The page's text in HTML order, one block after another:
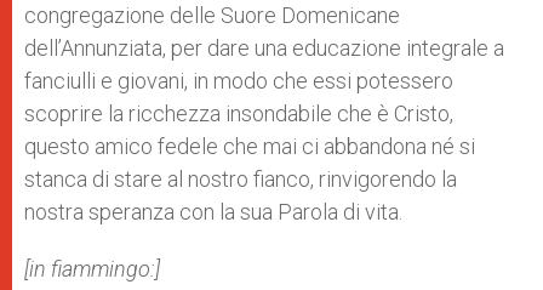
congregazione delle Suore Domenicane
dell’Annunziata, per dare una educazione integrale a
fanciulli e giovani, in modo che essi potessero
scoprire la ricchezza insondabile che è Cristo,
questo amico fedele che mai ci abbandona né si
stanca di stare al nostro fianco, rinvigorendo la
nostra speranza con la sua Parola di vita.
[in fiammingo:]